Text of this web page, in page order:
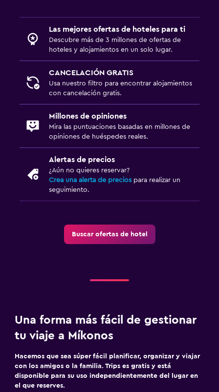
Las mejores ofertas de hoteles para ti
Descubre más de 3 millones de ofertas de
hoteles y alojamientos en un solo lugar.
CANCELACIÓN GRATIS
Usa nuestro filtro para encontrar alojamientos
con cancelación gratis.
Millones de opiniones
Mira las puntuaciones basadas en millones de
opiniones de huéspedes reales.
Alertas de precios
¿Aún no quieres reservar?
Crea una alerta de precios para realizar un
seguimiento.
Buscar ofertas de hotel
Una forma más fácil de gestionar
tu viaje a Míkonos
Hacemos que sea súper fácil planificar, organizar y viajar
con los amigos o la familia. Trips es gratis y está
disponible para su uso independientemente del lugar en
el que reserves.